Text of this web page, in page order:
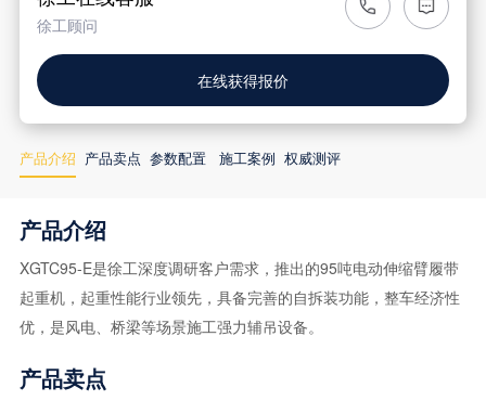
徐工顾问
在线获得报价
产品介绍 产品卖点 参数配置 施工案例 权威测评
产品介绍
XGTC95-E是徐工深度调研客户需求，推出的95吨电动伸缩臂履带
起重机，起重性能行业领先，具备完善的自拆装功能，整车经济性
优，是风电、桥梁等场景施工强力辅吊设备。
产品卖点